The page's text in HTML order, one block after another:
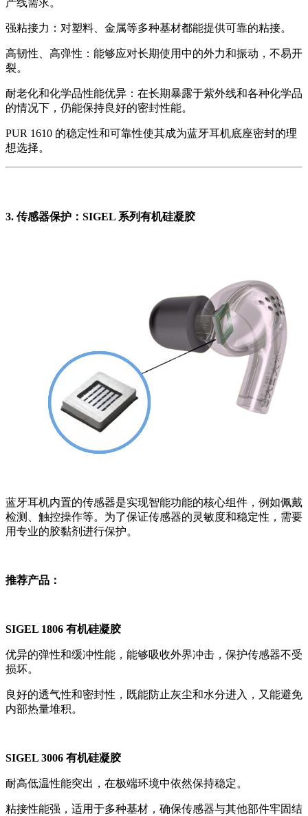
产线需求。
强粘接力：对塑料、金属等多种基材都能提供可靠的粘接。
高韧性、高弹性：能够应对长期使用中的外力和振动，不易开
裂。
耐老化和化学品性能优异：在长期暴露于紫外线和各种化学品
的情况下，仍能保持良好的密封性能。
PUR 1610 的稳定性和可靠性使其成为蓝牙耳机底座密封的理
想选择。
3. 传感器保护：SIGEL 系列有机硅凝胶
蓝牙耳机内置的传感器是实现智能功能的核心组件，例如佩戴
检测、触控操作等。为了保证传感器的灵敏度和稳定性，需要
用专业的胶黏剂进行保护。
推荐产品：
SIGEL 1806 有机硅凝胶
优异的弹性和缓冲性能，能够吸收外界冲击，保护传感器不受
损坏。
良好的透气性和密封性，既能防止灰尘和水分进入，又能避免
内部热量堆积。
SIGEL 3006 有机硅凝胶
耐高低温性能突出，在极端环境中依然保持稳定。
粘接性能强，适用于多种基材，确保传感器与其他部件牢固结